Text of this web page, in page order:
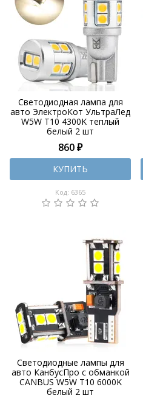
Светодиодная лампа для
авто ЭлектроКот УльтраЛед
W5W T10 4300K теплый
белый 2 шт
860 ₽
КУПИТЬ
Код: 6365
Светодиодные лампы для
авто КанбусПро с обманкой
CANBUS W5W T10 6000K
белый 2 шт